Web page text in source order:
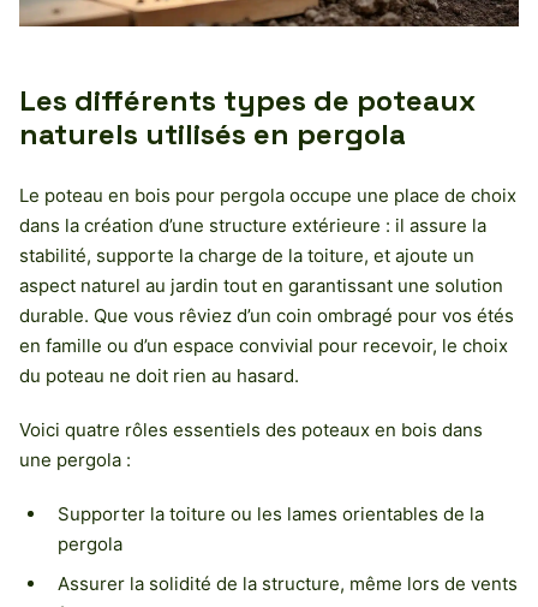
Les différents types de poteaux
naturels utilisés en pergola
Le poteau en bois pour pergola occupe une place de choix
dans la création d’une structure extérieure : il assure la
stabilité, supporte la charge de la toiture, et ajoute un
aspect naturel au jardin tout en garantissant une solution
durable. Que vous rêviez d’un coin ombragé pour vos étés
en famille ou d’un espace convivial pour recevoir, le choix
du poteau ne doit rien au hasard.
Voici quatre rôles essentiels des poteaux en bois dans
une pergola :
Supporter la toiture ou les lames orientables de la
pergola
Assurer la solidité de la structure, même lors de vents